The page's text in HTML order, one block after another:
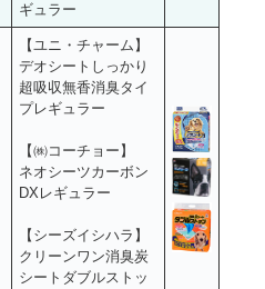
ギュラー
【ユニ・チャーム】
デオシートしっかり
超吸収無香消臭タイ
プレギュラー
【㈱コーチョー】
ネオシーツカーボン
DXレギュラー
【シーズイシハラ】
クリーンワン消臭炭
シートダブルストッ